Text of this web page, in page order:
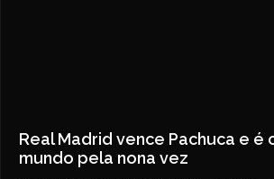
Real Madrid vence Pachuca e é
mundo pela nona vez